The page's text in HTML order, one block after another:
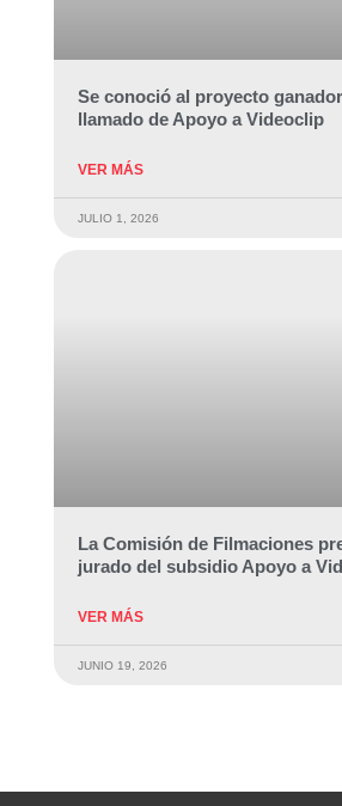
Se conoció al proyecto
llamado de Apoyo a Videoclip
VER MÁS
JULIO 1, 2026
La Comisión de Filmaciones
jurado del subsidio Apoyo a
VER MÁS
JUNIO 19, 2026